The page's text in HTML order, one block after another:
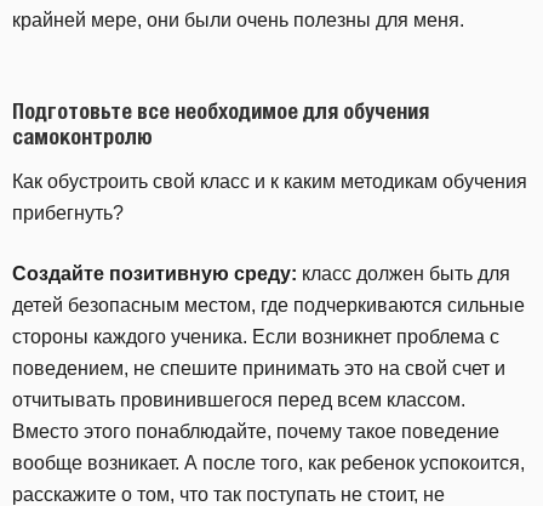
крайней мере, они были очень полезны для меня.
Подготовьте все необходимое для обучения
самоконтролю
Как обустроить свой класс и к каким методикам обучения
прибегнуть?
Создайте позитивную среду: класс должен быть для
детей безопасным местом, где подчеркиваются сильные
стороны каждого ученика. Если возникнет проблема с
поведением, не спешите принимать это на свой счет и
отчитывать провинившегося перед всем классом.
Вместо этого понаблюдайте, почему такое поведение
вообще возникает. А после того, как ребенок успокоится,
расскажите о том, что так поступать не стоит, не